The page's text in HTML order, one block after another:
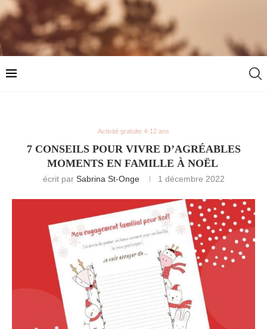
Activité gratuite 4-12 ans
7 CONSEILS POUR VIVRE D’AGRÉABLES
MOMENTS EN FAMILLE À NOËL
écrit par Sabrina St-Onge 1 décembre 2022